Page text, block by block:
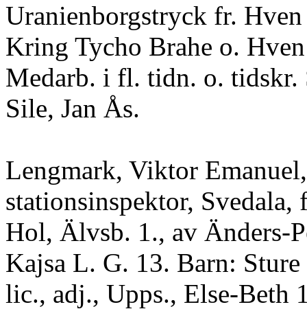
Uranienborgstryck fr.
Kring Tycho Brahe o.
Medarb. i fl. tidn. o. tidskr.
Sile, Jan Ås.
Lengmark, Viktor Emanuel,
stationsinspektor,
Hol, Älvsb. 1., av Änders-
Kajsa L. G. 13. Barn:
lic., adj., Upps., Else-Beth